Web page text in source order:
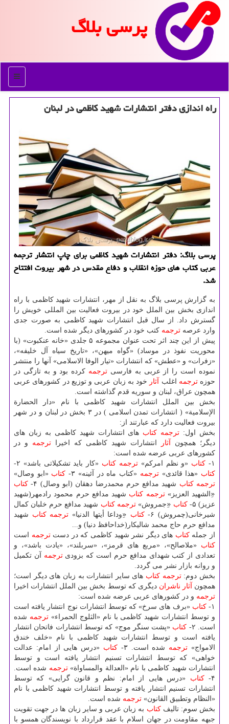
پرسی بلاگ
منو
راه اندازی دفتر انتشارات شهید كاظمی در لبنان
پرسی بلاگ: دفتر انتشارات شهید كاظمی برای چاپ انتشار ترجمه
عربی كتاب های حوزه انقلاب و دفاع مقدس در شهر بیروت افتتاح
شد.
به گزارش پرسی بلاگ به نقل از مهر، انتشارات شهید كاظمی با راه
اندازی بخش بین الملل خود در بیروت فعالیت بین المللی خویش را
گسترش داد. از سال قبل انتشارات شهید كاظمی به صورت جدی
وارد عرصه ترجمه كتب خود در كشورهای دیگر شده است.
پیش از این چند اثر تحت عنوان مجموعه ۵ جلدی «خانه عنكبوت» (با
محوریت نفوذ در موساد) «گواه میهن»، «تاریخ سیاه آل خلیفه»،
«زفرات» و «عطش» كه انتشارات «تیار الوفا الاسلامی» آنها را منتشر
نموده است را از عربی به فارسی ترجمه كرده بود و به تازگی در
حوزهترجمه اغلب آثار خود به زبان عربی و توزیع در كشورهای عربی
همچون عراق، لبنان و سوریه قدم گذاشته است.
بخش بین الملل انتشارات شهید كاظمی با نام «دار الحضارة
الإسلامیة» ( انتشارات تمدن اسلامی ) در ۳ بخش در لبنان و در شهر
بیروت فعالیت دارد كه عبارتند از:
بخش اول: ترجمه كتاب های انتشارات شهید كاظمی به زبان های
دیگر؛ همچون
آثار انتشارات شهید كاظمی كه اخیرا ترجمه و در
كشورهای عربی عرضه شده است:
۱-
كتاب «و نظم امركم»ترجمه كتاب «كار باید تشكیلاتی باشد» ۲-
كتاب «هذا قائدی»ترجمه «كتاب ماه در آئینه» ۳- كتاب «ابو وصال»
ترجمه كتاب شهید مدافع حرم محمدرضا دهقان (ابو وصال) ۴-
كتاب
«ِالشهید العزیز»ترجمه كتاب شهید مدافع حرم محمود رادمهر(شهید
عزیز) ۵-
كتاب «ِجمروش»ترجمه كتاب شهید مدافع حرم خلبان كمال
شیرخانی(چمروش) ۶-
كتاب «ِوداعا أیتها الدنیا» ترجمه كتاب شهید
مدافع حرم حاج محمد شالیكار(خداحافظ دنیا) و...
از جملهكتاب های دیگر نشر شهید كاظمی كه در دستترجمه است
كتاب «ملاصالح»، «مربع های قرمز»، «سربلند»، «یادت باشد»، و
تعدادی از كتب شهدای مدافع حرم است كه بزودیترجمه آن تكمیل
و روانه بازار نشر می گردد.
بخش دوم:ترجمه كتاب های سایر انتشارات به زبان های دیگر است؛
همچون آثار ناشران دیگری كه توسط بخش بین الملل انتشارات اخیرا
ترجمه و در كشورهای عربی عرضه شده است:
۱-
كتاب «برف های سرخ» كه توسط انتشارات نوج انتشار یافته است
و توسط انتشارات شهید كاظمی با نام «الثلوج الحمراء»ترجمه شده
است. ۲-
كتاب «پشت سنگر موج» كه توسط انتشارات فاتحان انتشار
یافته است و توسط انتشارات شهید كاظمی با نام «خلف خندق
الامواج» ترجمه شده است. ۳- كتاب «درس هایی از امام: عدالت
خواهی» كه توسط انتشارات تسنیم انتشار یافته است و توسط
انتشارات شهید كاظمی با نام «العدالة والمساواة»ترجمه شده است.
۴-
كتاب «درس هایی از امام: نظم و قانون گرایی» كه توسط
انتشارات تسنیم انتشار یافته و توسط انتشارات شهید كاظمی با نام
«النظام وتطبیق القانون» ترجمه شده است.
بخش سوم: تالیفكتاب به زبان عربی و سایر زبان ها در جهت تقویت
جبهه مقاومت در جهان اسلام با عقد قرارداد با نویسندگان همسو با